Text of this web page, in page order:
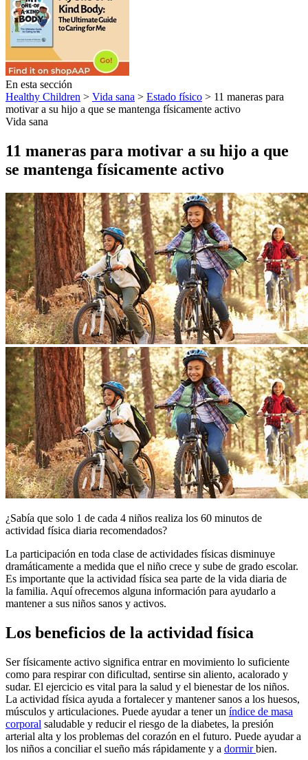
En esta sección
Healthy Children > Vida sana > Estado físico > 11 maneras para
motivar a su hijo a que se mantenga físicamente activo
Vida sana
11 maneras para motivar a su hijo a que
se mantenga físicamente activo
​¿Sabía que solo 1 de cada 4 niños realiza los 60 minutos de
actividad física diaria recomendados?​
La participación en toda clase de actividades físicas disminuye
dramáticamente a medida que el niño crece y sube de grado escolar.
Es importante que la actividad física sea parte de la vida diaria de
la familia. Aquí ofrecemos alguna información para ayudarlo a
mantener a sus niños sanos y activos.
Los beneficios de la actividad física
Ser físicamente activo significa entrar en movimiento lo suficiente
como para respirar con dificultad, ​sentirse sin aliento, acalorado y
sudar. El ejercicio es vital para la salud y el bienestar de los niños.
La actividad física ayuda a fortalecer y mantener sanos a los huesos,
músculos y articulaciones. Puede ayudar a tener un índice de masa
corporal saludable y reducir el riesgo de la diabetes​, la presión
arterial alta y los problemas del corazón en el futuro. Puede ayudar a
los niños a conciliar el sueño más rápidamente y a dormir ​bien.